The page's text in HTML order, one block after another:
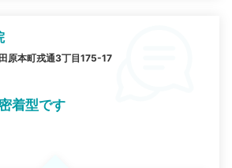
原本町戎通3丁目175-17
着型です